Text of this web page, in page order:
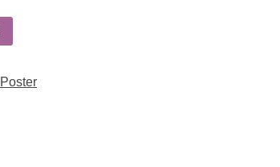
Poster